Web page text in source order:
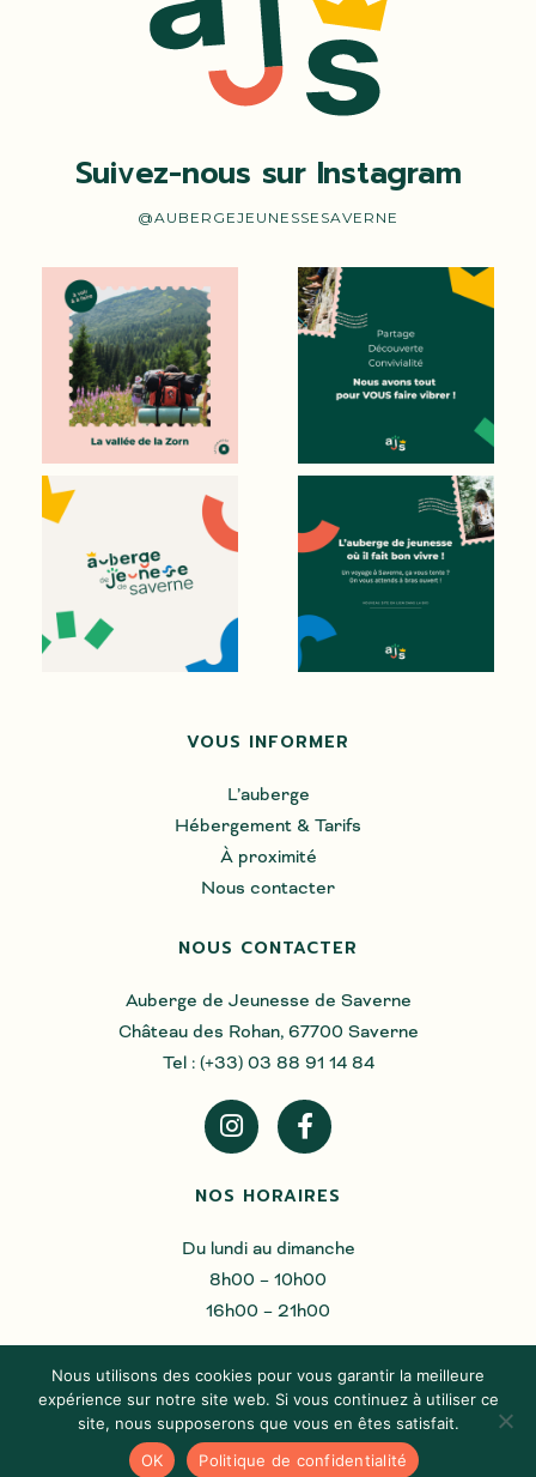
Suivez-nous sur Instagram
@AUBERGEJEUNESSESAVERNE
VOUS INFORMER
L’auberge
Hébergement & Tarifs
À proximité
Nous contacter
NOUS CONTACTER
Auberge de Jeunesse de Saverne
Château des Rohan, 67700 Saverne
Tel : (+33) 03 88 91 14 84
NOS HORAIRES
Du lundi au dimanche
8h00 – 10h00
16h00 – 21h00
© 2022 Auberge de Jeunesse Saverne. Mentions légales
Identité visuelle et site internet réalisé parStudio Polette
Nous utilisons des cookies pour vous garantir la meilleure
expérience sur notre site web. Si vous continuez à utiliser ce
site, nous supposerons que vous en êtes satisfait.
OK
Politique de confidentialité